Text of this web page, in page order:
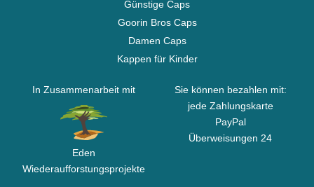
Günstige Caps
Goorin Bros Caps
Damen Caps
Kappen für Kinder
In Zusammenarbeit mit
Eden
Wiederaufforstungsprojekte
Sie können bezahlen mit:
jede Zahlungskarte
PayPal
Überweisungen 24